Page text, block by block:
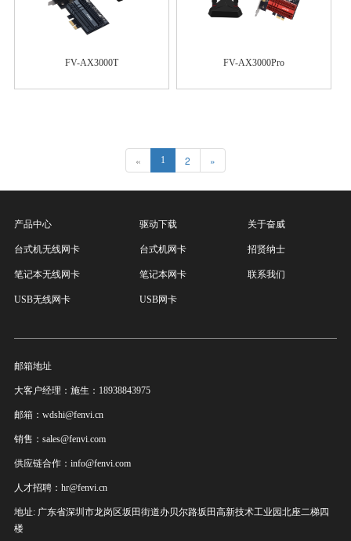
FV-AX3000T FV-AX3000Pro
« 1 2 »
产品中心
台式机无线网卡
笔记本无线网卡
USB无线网卡
驱动下载
台式机网卡
笔记本网卡
USB网卡
关于奋威
招贤纳士
联系我们
邮箱地址
大客户经理：施生：18938843975
邮箱：wdshi@fenvi.cn
销售：sales@fenvi.com
供应链合作：info@fenvi.com
人才招聘：hr@fenvi.cn
地址: 广东省深圳市龙岗区坂田街道办贝尔路坂田高新技术工业园北座二梯四
楼